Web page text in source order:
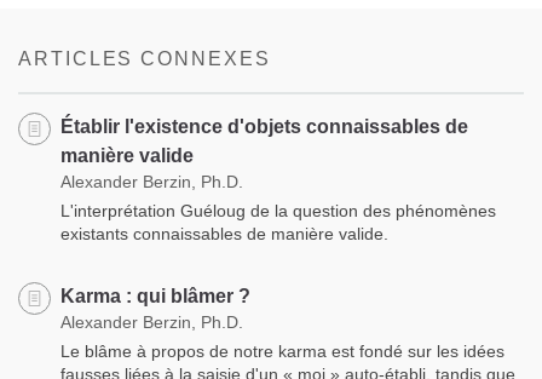
ARTICLES CONNEXES
Établir l'existence d'objets connaissables de
manière valide
Alexander Berzin, Ph.D.
L'interprétation Guéloug de la question des phénomènes
existants connaissables de manière valide.
Karma : qui blâmer ?
Alexander Berzin, Ph.D.
Le blâme à propos de notre karma est fondé sur les idées
fausses liées à la saisie d'un « moi » auto-établi, tandis que